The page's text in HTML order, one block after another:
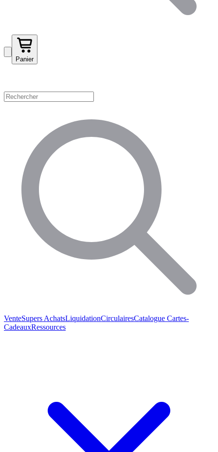
Panier
VenteSupers AchatsLiquidationCirculairesCatalogue Cartes-
CadeauxRessources